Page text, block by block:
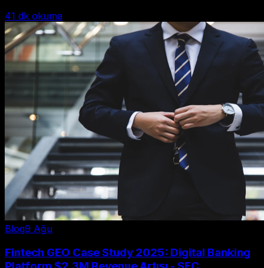
41 dk okuma
Blog9 Ağu
Fintech GEO Case Study 2025: Digital Banking